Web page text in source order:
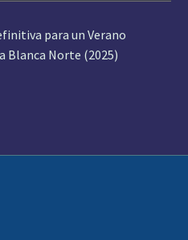
para un Verano
Blanca Norte (2025)